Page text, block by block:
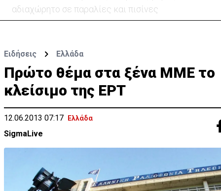
εντυπωσιακό φαινόμενο στην Κύπρο
Ειδήσεις Ελλάδα
Πρώτο θέμα στα ξένα ΜΜΕ το
κλείσιμο της ΕΡΤ
12.06.2013 07:17 Ελλάδα
SigmaLive